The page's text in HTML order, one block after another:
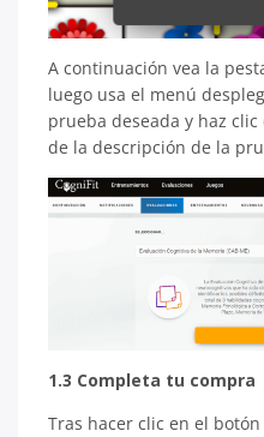
A continuación vea la
luego usa el menú
prueba deseada y haz
de la descripción de la
1.3 Completa tu compra
Tras hacer clic en el botón